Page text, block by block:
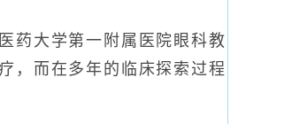
药大学第一附属医院眼科教
，而在多年的临床探索过程